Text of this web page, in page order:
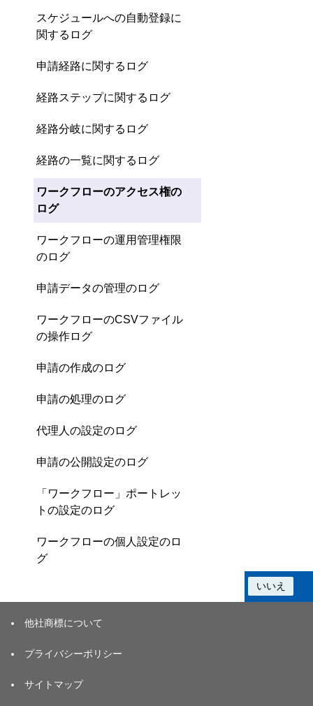
スケジュールへの自動登録に
関するログ
申請経路に関するログ
経路ステップに関するログ
経路分岐に関するログ
経路の一覧に関するログ
ワークフローのアクセス権の
ログ
ワークフローの運用管理権限
のログ
申請データの管理のログ
ワークフローのCSVファイル
の操作ログ
申請の作成のログ
申請の処理のログ
代理人の設定のログ
申請の公開設定のログ
「ワークフロー」ポートレッ
トの設定のログ
ワークフローの個人設定のロ
グ
いいえ
他社商標について
プライバシーポリシー
サイトマップ